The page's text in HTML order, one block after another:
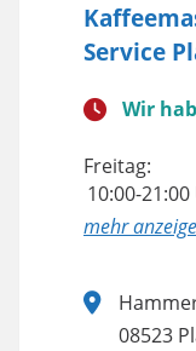
Service
Wir
Freitag:
10:00-
08523